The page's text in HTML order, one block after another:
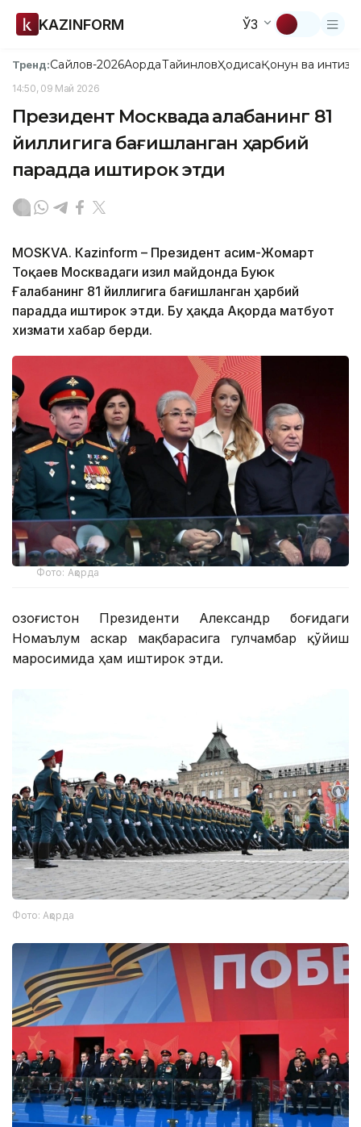
KAZINFORM ЎЗ
Тренд:Сайлов-2026АқордаТайинловҲодисаҚонун ва
14:50, 09 Май 2026
Президент Москвада Ғалабанинг 81
йиллигига бағишланган ҳарбий
парадда иштирок этди
МОSKVA. Кazinform – Президент Қасим-Жомарт
Тоқаев Москвадаги Қизил майдонда Буюк
Ғалабанинг 81 йиллигига бағишланган ҳарбий
парадда иштирок этди. Бу ҳақда Ақорда матбуот
хизмати хабар берди.
Фото: Ақорда
Қозоғистон Президенти Александр боғидаги
Номаълум аскар мақбарасига гулчамбар қўйиш
маросимида ҳам иштирок этди.
Фото: Ақорда